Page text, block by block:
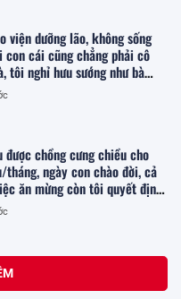
viện dưỡng lão, không sống
con cái cũng chẳng phải cô
tôi nghỉ hưu sướng như bà
này!
được chồng cưng chiều cho
ngày con chào đời, cả
ăn mừng còn tôi quyết định